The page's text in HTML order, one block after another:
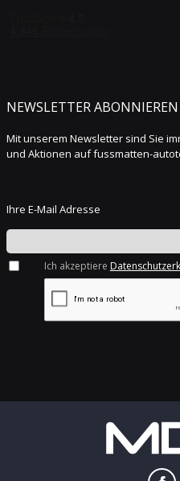
NEWSLETTER ABONNIEREN
Mit unserem Newsletter sind Sie
und Aktionen auf fussmatten-
Ihre E-Mail Adresse
Ich akzeptiere